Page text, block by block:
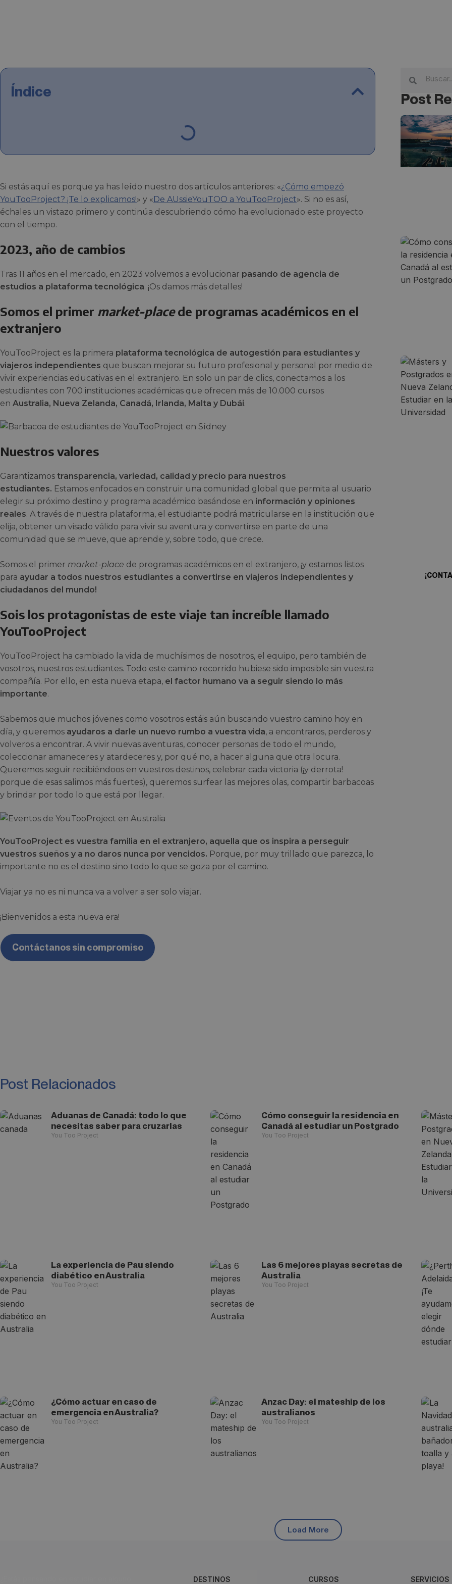
Índice
Si estás aquí es porque ya has leído nuestro dos artículos anteriores: «¿Cómo empezó
YouTooProject? ¡Te lo explicamos!» y «De AUssieYouTOO a YouTooProject». Si no es así,
échales un vistazo primero y continúa descubriendo cómo ha evolucionado este proyecto
con el tiempo.
2023, año de cambios
Tras 11 años en el mercado, en 2023 volvemos a evolucionar pasando de agencia de
estudios a plataforma tecnológica. ¡Os damos más detalles!
Somos el primer market-placede programas académicos en el
extranjero
YouTooProject es la primera plataforma tecnológica de autogestión para estudiantes y
viajeros independientes que buscan mejorar su futuro profesional y personal por medio de
vivir experiencias educativas en el extranjero. En solo un par de clics, conectamos a los
estudiantes con 700 instituciones académicas que ofrecen más de 10.000 cursos
en Australia, Nueva Zelanda, Canadá, Irlanda, Malta y Dubái.
Nuestros valores
Garantizamos transparencia, variedad, calidad y precio para nuestros
estudiantes. Estamos enfocados en construir una comunidad global que permita al usuario
elegir su próximo destino y programa académico basándose en información y opiniones
reales. A través de nuestra plataforma, el estudiante podrá matricularse en la institución que
elija, obtener un visado válido para vivir su aventura y convertirse en parte de una
comunidad que se mueve, que aprende y, sobre todo, que crece.
Somos el primer market-place de programas académicos en el extranjero, ¡y estamos listos
para ayudar a todos nuestros estudiantes a convertirse en viajeros independientes y
ciudadanos del mundo!
Sois los protagonistas de este viaje tan increíble llamado
YouTooProject
YouTooProject ha cambiado la vida de muchísimos de nosotros, el equipo, pero también de
vosotros, nuestros estudiantes. Todo este camino recorrido hubiese sido imposible sin vuestra
compañía. Por ello, en esta nueva etapa, el factor humano va a seguir siendo lo más
importante.
Sabemos que muchos jóvenes como vosotros estáis aún buscando vuestro camino hoy en
día, y queremos ayudaros a darle un nuevo rumbo a vuestra vida, a encontraros, perderos y
volveros a encontrar. A vivir nuevas aventuras, conocer personas de todo el mundo,
coleccionar amaneceres y atardeceres y, por qué no, a hacer alguna que otra locura.
Queremos seguir recibiéndoos en vuestros destinos, celebrar cada victoria (¡y derrota!
porque de esas salimos más fuertes), queremos surfear las mejores olas, compartir barbacoas
y brindar por todo lo que está por llegar.
YouTooProject es vuestra familia en el extranjero, aquella que os inspira a perseguir
vuestros sueños y a no daros nunca por vencidos. Porque, por muy trillado que parezca, lo
importante no es el destino sino todo lo que se goza por el camino.
Viajar ya no es ni nunca va a volver a ser solo viajar.
¡Bienvenidos a esta nueva era!
Contáctanos sin compromiso
Post
Post Relacionados
Aduanas de Canadá: todo lo que
necesitas saber para cruzarlas
You Too Project
Cómo conseguir la residencia en
Canadá al estudiar un Postgrado
You Too Project
La experiencia de Pau siendo
diabético en Australia
You Too Project
Las 6 mejores playas secretas de
Australia
You Too Project
¿Cómo actuar en caso de
emergencia en Australia?
You Too Project
Anzac Day: el mateship de los
australianos
You Too Project
Load More
DESTINOS CURSOS SERVICIOS